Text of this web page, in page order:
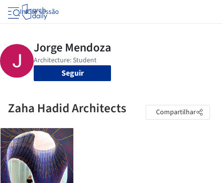
Iniciar sessão
Seguir
Zaha Hadid Architects Compartilhar